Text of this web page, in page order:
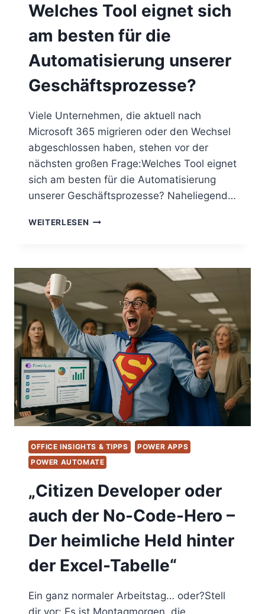
Welches Tool eignet sich
am besten für die
Automatisierung unserer
Geschäftsprozesse?
Viele Unternehmen, die aktuell nach
Microsoft 365 migrieren oder den Wechsel
abgeschlossen haben, stehen vor der
nächsten großen Frage:Welches Tool eignet
sich am besten für die Automatisierung
unserer Geschäftsprozesse? Naheliegend…
WEITERLESEN AUTOMATISIERUNG
365-
MIGRATION:
POWER
AUTOMATE
VS.
MAKE
VS.
N8N
UND
WAS
DER
MARKT
NOCH
BIETET
–
TOOL
SICH
BESTEN
DIE
UNSERER
GESCHÄFTSPROZESSE?
OFFICE INSIGHTS & TIPPS
POWER APPS
POWER AUTOMATE
„Citizen Developer oder
auch der No-Code-Hero –
Der heimliche Held hinter
der Excel-Tabelle“
Ein ganz normaler Arbeitstag… oder?Stell
dir vor: Es ist Montagmorgen, die